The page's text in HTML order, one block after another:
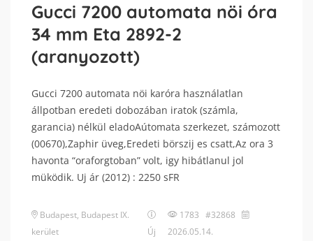
Gucci 7200 automata nöi óra
34 mm Eta 2892-2
(aranyozott)
Gucci 7200 automata nöi karóra használatlan
állpotban eredeti dobozában iratok (számla,
garancia) nélkül eladoAútomata szerkezet, számozott
(00670),Zaphir üveg,Eredeti börszij es csatt,Az ora 3
havonta “oraforgtoban” volt, igy hibátlanul jol
müködik. Uj ár (2012) : 2250 sFR
Budapest, Budapest IX.
kerület
Új
1783 #32868
2026.05.14.